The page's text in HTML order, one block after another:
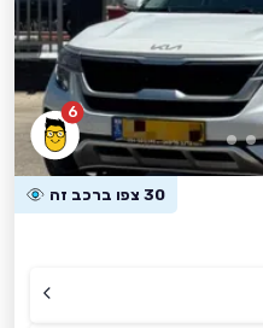
6
30 צפו ברכב זה